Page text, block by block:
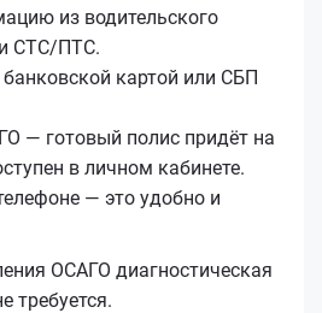
из водительского
СТС/ПТС.
картой или СБП
— готовый полис придёт на
в личном кабинете.
— это удобно и
ОСАГО диагностическая
требуется.